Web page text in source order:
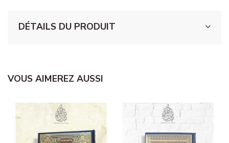
DÉTAILS DU PRODUIT
VOUS AIMEREZ AUSSI